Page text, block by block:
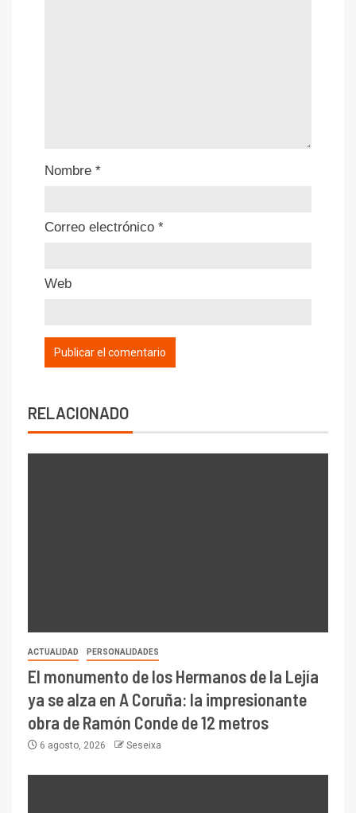
Nombre *
Correo electrónico *
Web
RELACIONADO
ACTUALIDAD PERSONALIDADES
El monumento de los Hermanos de la Lejía
ya se alza en A Coruña: la impresionante
obra de Ramón Conde de 12 metros
6 agosto, 2026 Seseixa